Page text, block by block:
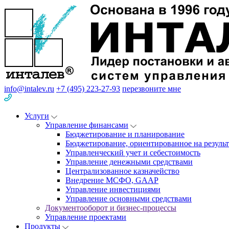
info@intalev.ru +7 (495) 223-27-93 перезвоните мне
Услуги
Управление финансами
Бюджетирование и планирование
Бюджетирование, ориентированное на
Управленческий учет и себестоимость
Управление денежными средствами
Централизованное казначейство
Внедрение МСФО, GAAP
Управление инвестициями
Управление основными средствами
Документооборот и бизнес-процессы
Управление проектами
Продукты